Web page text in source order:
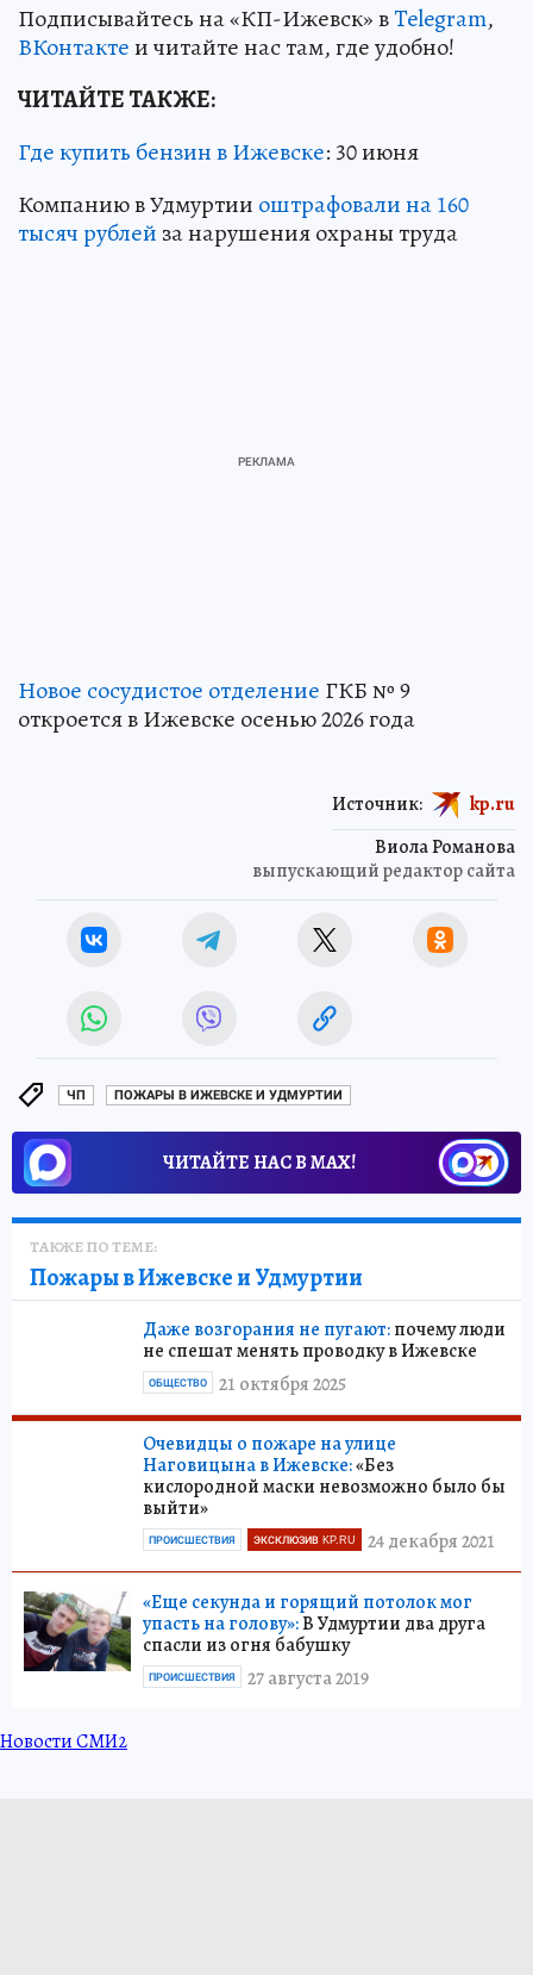
Подписывайтесь на «КП-Ижевск» вTelegram,
ВКонтактеи читайте нас там, где удобно!
ЧИТАЙТЕ ТАКЖЕ:
Где купить бензин в Ижевске: 30 июня
Компанию в Удмуртии оштрафовали на 160
тысяч рублей за нарушения охраны труда
Новое сосудистое отделение ГКБ № 9
откроется в Ижевске осенью 2026 года
Виола Романова
выпускающий редактор сайта
Источник: kp.ru
ЧП ПОЖАРЫ В ИЖЕВСКЕ И УДМУРТИИ
ЧИТАЙТЕ НАС В МАХ!
ТАКЖЕ ПО ТЕМЕ:
Пожары в Ижевске и Удмуртии
Даже возгорания не пугают:почему люди
не спешат менять проводку в Ижевске
21 октября 2025
ОБЩЕСТВО
Очевидцы о пожаре на улице
Наговицына в Ижевске:«Без
кислородной маски невозможно было бы
выйти»
24 декабря 2021
ПРОИСШЕСТВИЯ ЭКСКЛЮЗИВ KP.RU
«Еще секунда и горящий потолок мог
упасть на голову»:В Удмуртии два друга
спасли из огня бабушку
27 августа 2019
ПРОИСШЕСТВИЯ
Новости СМИ2